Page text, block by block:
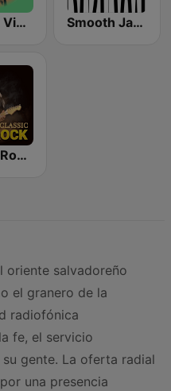
Chillout Vibes Smooth Jazz - Groov
Classic Rock Station
oriente salvadoreño
el granero de la
radiofónica
fe, el servicio
gente. La oferta radial
una presencia